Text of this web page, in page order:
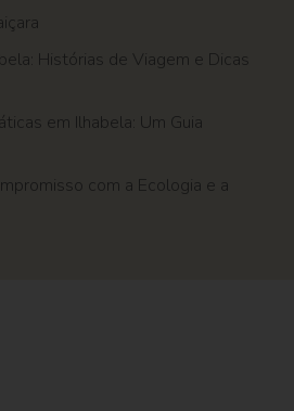
Histórias de Viagem e Dicas
em Ilhabela: Um Guia
com a Ecologia e a